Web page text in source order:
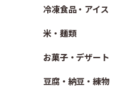
冷凍食品・アイス
米・麺類
お菓子・デザート
豆腐・納豆・練物